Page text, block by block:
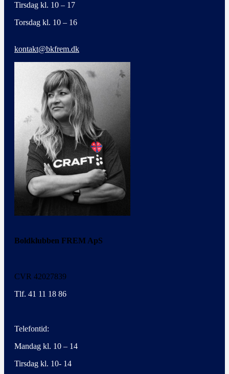
Tirsdag kl. 10 – 17
Torsdag kl. 10 – 16
kontakt@bkfrem.dk
Boldklubben FREM ApS
CVR 42027839
Tlf. 41 11 18 86
Telefontid:
Mandag kl. 10 – 14
Tirsdag kl. 10- 14